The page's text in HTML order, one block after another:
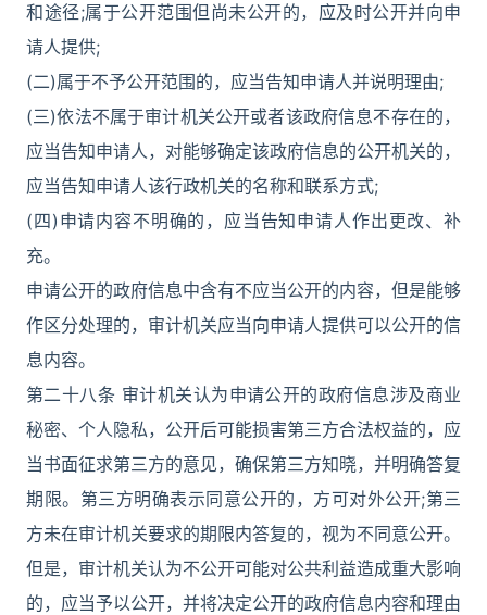
和途径;属于公开范围但尚未公开的，应及时公开并向申
请人提供;
(二)属于不予公开范围的，应当告知申请人并说明理由;
(三)依法不属于审计机关公开或者该政府信息不存在的，
应当告知申请人，对能够确定该政府信息的公开机关的，
应当告知申请人该行政机关的名称和联系方式;
(四)申请内容不明确的，应当告知申请人作出更改、补
充。
申请公开的政府信息中含有不应当公开的内容，但是能够
作区分处理的，审计机关应当向申请人提供可以公开的信
息内容。
第二十八条 审计机关认为申请公开的政府信息涉及商业
秘密、个人隐私，公开后可能损害第三方合法权益的，应
当书面征求第三方的意见，确保第三方知晓，并明确答复
期限。第三方明确表示同意公开的，方可对外公开;第三
方未在审计机关要求的期限内答复的，视为不同意公开。
但是，审计机关认为不公开可能对公共利益造成重大影响
的，应当予以公开，并将决定公开的政府信息内容和理由